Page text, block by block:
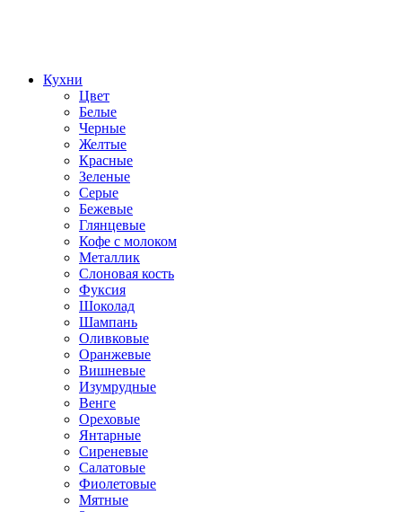
Кухни
Цвет
Белые
Черные
Желтые
Красные
Зеленые
Серые
Бежевые
Глянцевые
Кофе с молоком
Металлик
Слоновая кость
Фуксия
Шоколад
Шампань
Оливковые
Оранжевые
Вишневые
Изумрудные
Венге
Ореховые
Янтарные
Сиреневые
Салатовые
Фиолетовые
Мятные